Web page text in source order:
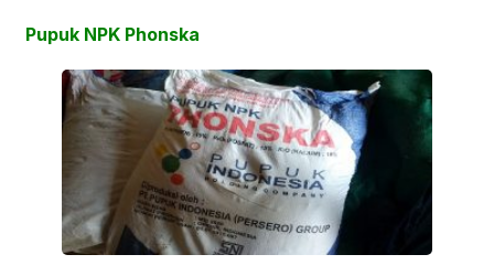
Pupuk NPK Phonska